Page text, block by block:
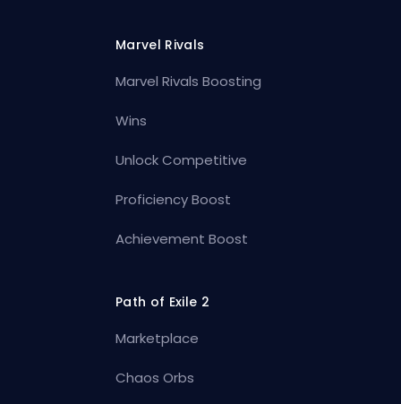
Marvel Rivals
Marvel Rivals Boosting
Wins
Unlock Competitive
Proficiency Boost
Achievement Boost
Path of Exile 2
Marketplace
Chaos Orbs